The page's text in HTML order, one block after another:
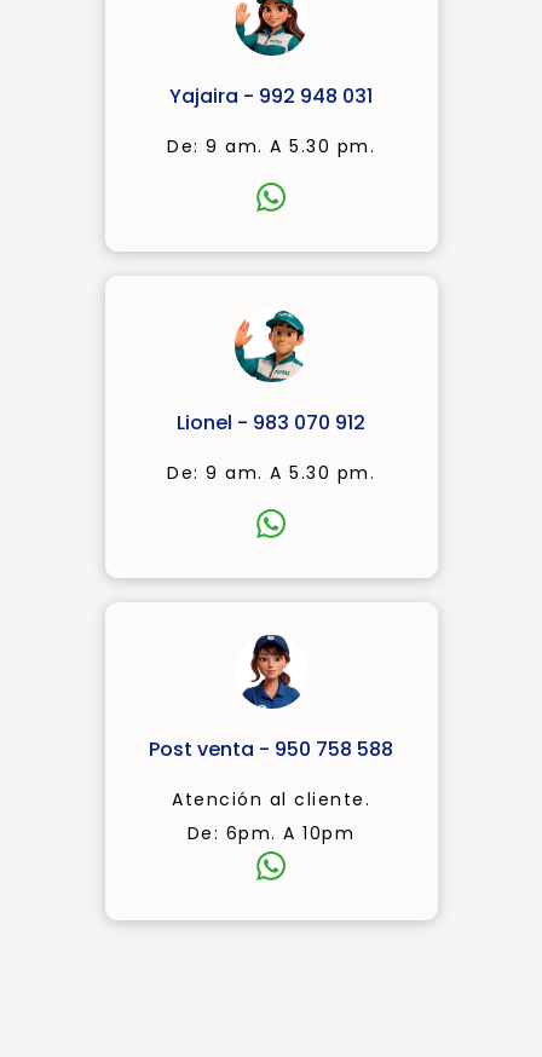
Yajaira - 992 948 031
De: 9 am. A 5.30 pm.
Lionel - 983 070 912
De: 9 am. A 5.30 pm.
Post venta - 950 758 588
Atención al cliente.
De: 6pm. A 10pm